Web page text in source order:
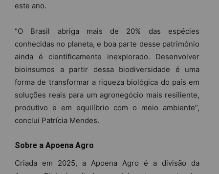
este ano.
“O Brasil abriga mais de 20% das espécies
conhecidas no planeta, e boa parte desse patrimônio
ainda é cientificamente inexplorado. Desenvolver
bioinsumos a partir dessa biodiversidade é uma
forma de transformar a riqueza biológica do país em
soluções reais para um agronegócio mais resiliente,
produtivo e em equilíbrio com o meio ambiente”,
conclui Patrícia Mendes.
Sobre a Apoena Agro
Criada em 2025, a Apoena Agro é a divisão da